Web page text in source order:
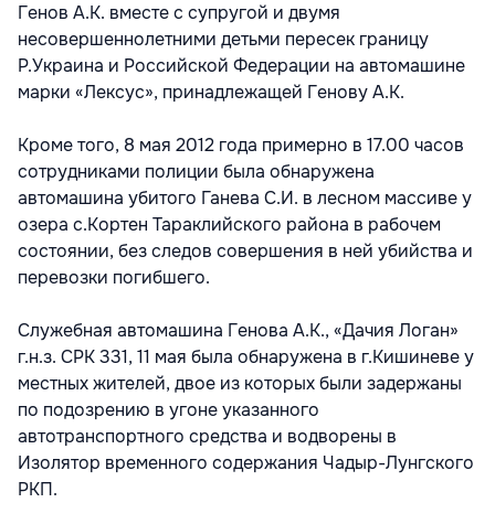
Генов А.К. вместе с супругой и двумя
несовершеннолетними детьми пересек границу
Р.Украина и Российской Федерации на автомашине
марки «Лексус», принадлежащей Генову А.К.
Кроме того, 8 мая 2012 года примерно в 17.00 часов
сотрудниками полиции была обнаружена
автомашина убитого Ганева С.И. в лесном массиве у
озера с.Кортен Тараклийского района в рабочем
состоянии, без следов совершения в ней убийства и
перевозки погибшего.
Служебная автомашина Генова А.К., «Дачия Логан»
г.н.з. СРК 331, 11 мая была обнаружена в г.Кишиневе у
местных жителей, двое из которых были задержаны
по подозрению в угоне указанного
автотранспортного средства и водворены в
Изолятор временного содержания Чадыр-Лунгского
РКП.